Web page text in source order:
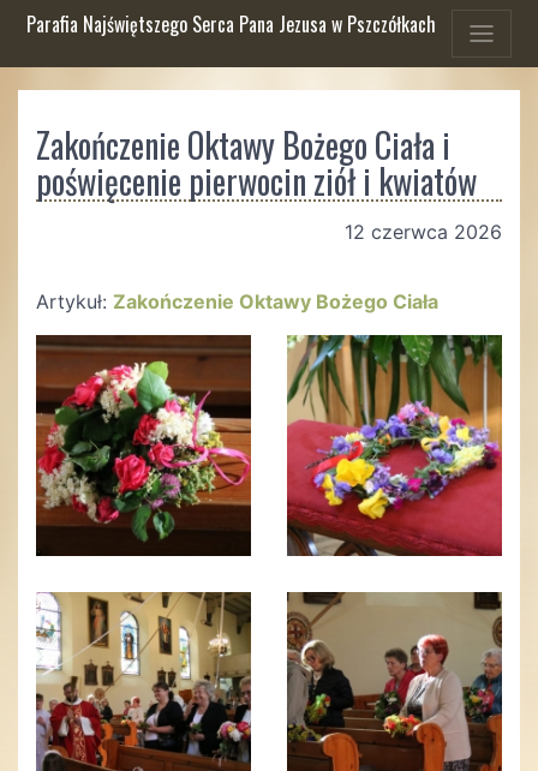
Parafia Najświętszego Serca Pana Jezusa w Pszczółkach
Zakończenie Oktawy Bożego Ciała i
poświęcenie pierwocin ziół i kwiatów
12 czerwca 2026
Artykuł: Zakończenie Oktawy Bożego Ciała